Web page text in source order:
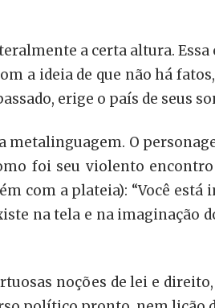
a certa altura.
a ideia de que não há
erige o país de seus
O
foi seu violento
com a plateia): “Você está
na tela e na imaginação
noções de lei e